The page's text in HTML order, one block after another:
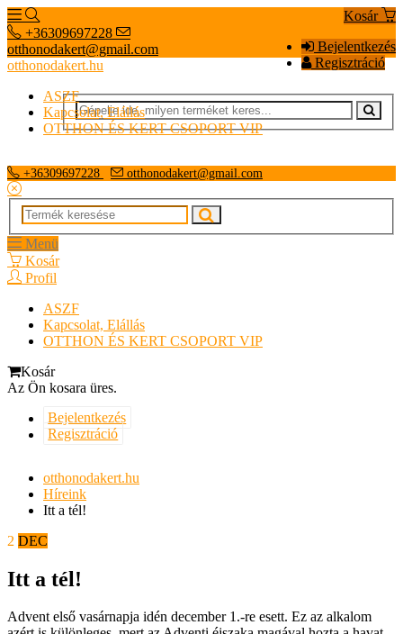
Kosár
Bejelentkezés
Regisztráció
+36309697228
otthonodakert@gmail.com
otthonodakert.hu
ASZF
Kapcsolat, Elállás
OTTHON ÉS KERT CSOPORT VIP
+36309697228 otthonodakert@gmail.com
Menü
Kosár
Profil
ASZF
Kapcsolat, Elállás
OTTHON ÉS KERT CSOPORT VIP
Kosár
Az Ön kosara üres.
Bejelentkezés
Regisztráció
otthonodakert.hu
Híreink
Itt a tél!
2 DEC
Itt a tél!
Advent első vasárnapja idén december 1.-re esett. Ez az alkalom